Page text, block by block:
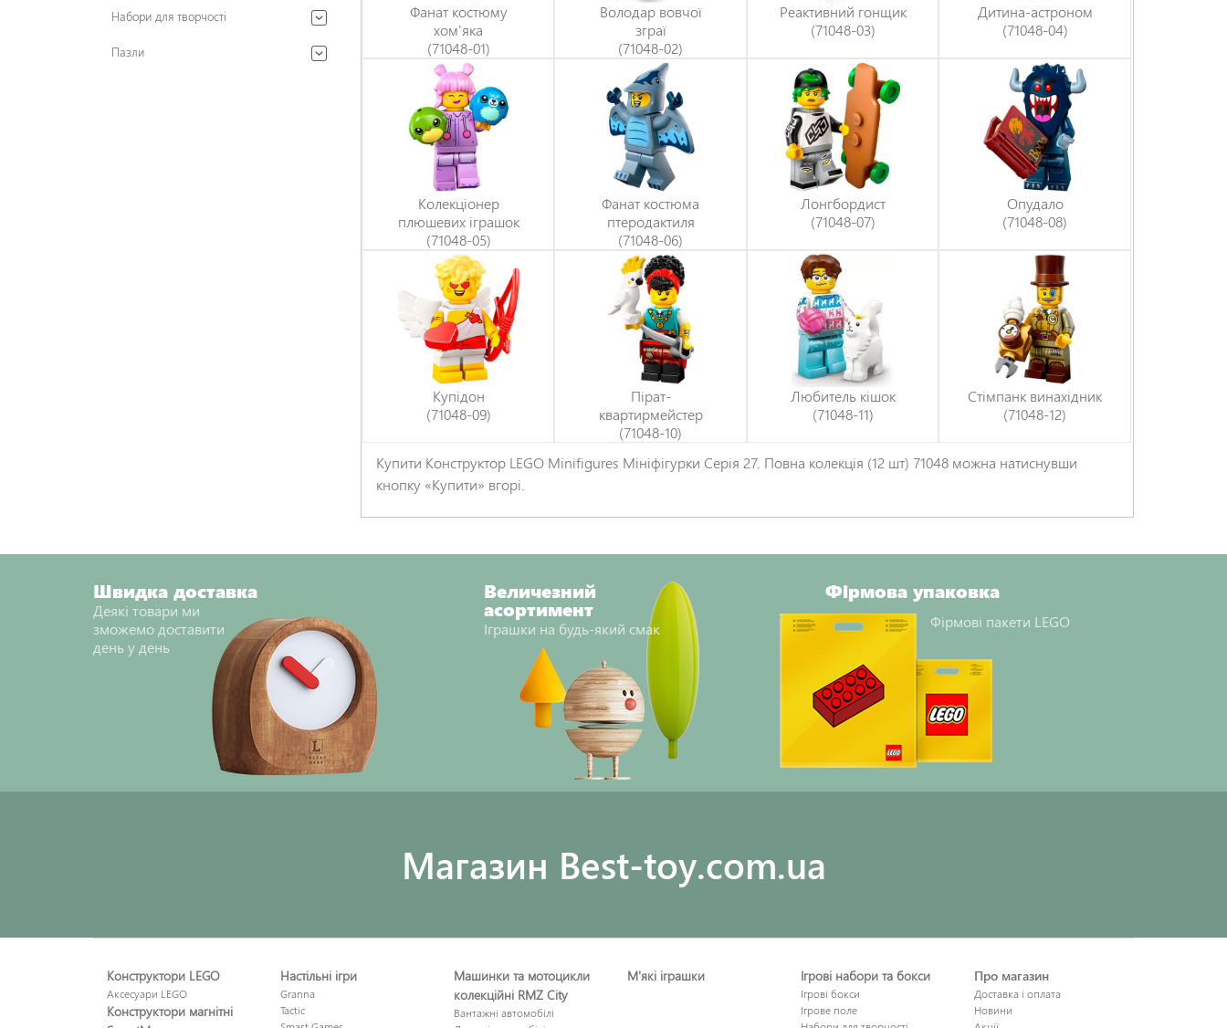
Фанат костюму
хом'яка
(71048-01)
Володар вовчої
зграї
(71048-02)
Реактивний гонщик
(71048-03)
Дитина-астроном
(71048-04)
Колекціонер
плюшевих іграшок
(71048-05)
Фанат костюма
птеродактиля
(71048-06)
Лонгбордист
(71048-07)
Опудало
(71048-08)
Купідон
(71048-09)
Пірат-
квартирмейстер
(71048-10)
Любитель кішок
(71048-11)
Стімпанк винахідник
(71048-12)
Купити Конструктор LEGO Minifigures Мініфігурки Серія 27. Повна колекція (12 шт) 71048 можна натиснувши
кнопку «Купити» вгорі.
Набори для творчості
Пазли
Швидка доставка
Деякі товари ми
зможемо доставити
день у день
Величезний
асортимент
Іграшки на будь-який смак
Фірмова упаковка
Фірмові пакети LEGO
Maгазин Best-toy.com.ua
Конструктори LEGO
Аксесуари LEGO
Конструктори магнітні
Настільні ігри
Granna
Tactic
Машинки та мотоцикли
колекційні RMZ City
Вантажні автомобілі
М'які іграшки Ігрові набори та бокси
Ігрові бокси
Ігрове поле
Про магазин
Доставка і оплата
Новини